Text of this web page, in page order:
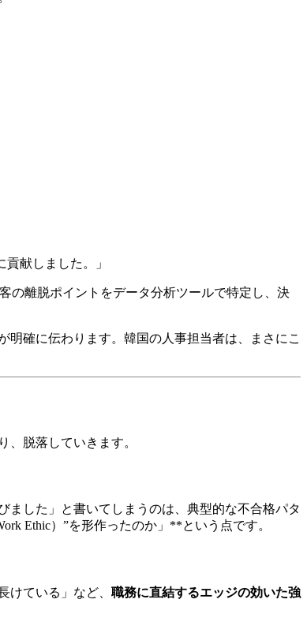
献しました。」
の離脱ポイントをデータ分析ツールで特定し、決
確に伝わります。韓国の人事担当者は、まさにこ
脱落していきます。
した」と書いてしまうのは、典型的な不合格パタ
Ethic）”を形作ったのか」**という点です。
けている」など、 職務に直結するエッジの効いた強